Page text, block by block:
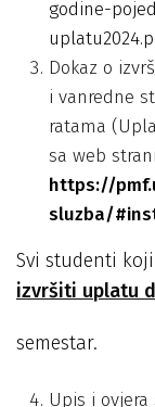
godine-
Dokaz o
i vanredne
ratama
sa web
https://
sluzba/
Svi studenti
izvršiti uplatu
semestar.
Upis i ovjera